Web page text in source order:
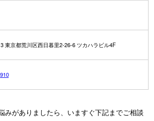
東京都荒川区西日暮里2-26-6 ツカハラビル4F
みがありましたら、いますぐ下記までご相談